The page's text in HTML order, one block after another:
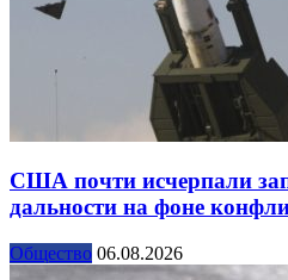
США почти исчерпали
дальности на фоне
Общество 06.08.2026